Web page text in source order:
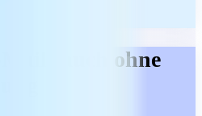
auch ohne